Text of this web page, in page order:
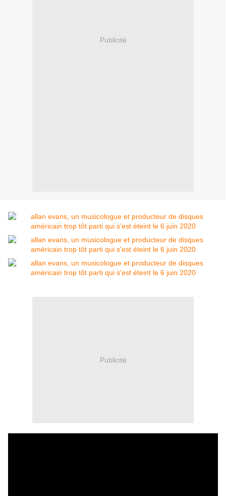
Publicité
Publicité